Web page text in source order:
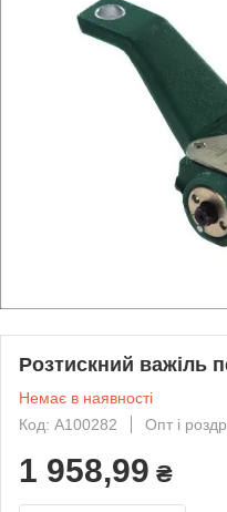
Розтискний важіль
Немає в наявності
Код: A100282
Опт і
1 958,99 ₴